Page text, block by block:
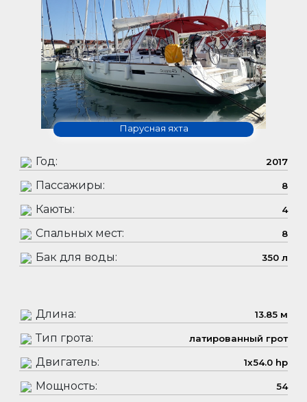
Парусная яхта
Год: 2017
Пассажиры: 8
Каюты: 4
Спальных мест: 8
Бак для воды: 350 л
Длина: 13.85 м
Тип грота: латированный грот
Двигатель: 1x54.0 hp
Мощность: 54